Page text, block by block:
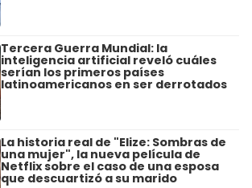
Tercera Guerra Mundial: la
inteligencia artificial reveló cuáles
serían los primeros países
latinoamericanos en ser derrotados
La historia real de "Elize: Sombras de
una mujer", la nueva película de
Netflix sobre el caso de una esposa
que descuartizó a su marido